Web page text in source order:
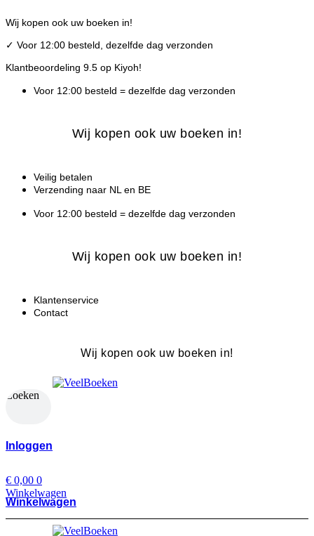
naar
inhoud
Wij kopen ook uw boeken in!
✓ Voor 12:00 besteld, dezelfde dag verzonden
Klantbeoordeling 9.5 op Kiyoh!
Voor 12:00 besteld = dezelfde dag verzonden
Wij kopen ook uw boeken in!
Veilig betalen
Verzending naar NL en BE
Voor 12:00 besteld = dezelfde dag verzonden
Wij kopen ook uw boeken in!
Klantenservice
Contact
Wij kopen ook uw boeken in!
Zoeken
Inloggen
€ 0,00 0
Winkelwagen
Winkelwagen